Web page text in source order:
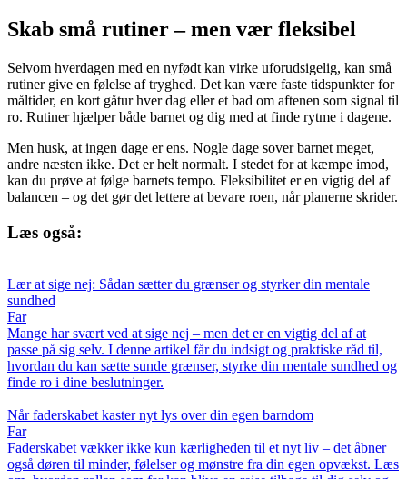
Skab små rutiner – men vær fleksibel
Selvom hverdagen med en nyfødt kan virke uforudsigelig, kan små
rutiner give en følelse af tryghed. Det kan være faste tidspunkter for
måltider, en kort gåtur hver dag eller et bad om aftenen som signal til
ro. Rutiner hjælper både barnet og dig med at finde rytme i dagene.
Men husk, at ingen dage er ens. Nogle dage sover barnet meget,
andre næsten ikke. Det er helt normalt. I stedet for at kæmpe imod,
kan du prøve at følge barnets tempo. Fleksibilitet er en vigtig del af
balancen – og det gør det lettere at bevare roen, når planerne skrider.
Læs også:
Lær at sige nej: Sådan sætter du grænser og styrker din mentale
sundhed
Far
Mange har svært ved at sige nej – men det er en vigtig del af at
passe på sig selv. I denne artikel får du indsigt og praktiske råd til,
hvordan du kan sætte sunde grænser, styrke din mentale sundhed og
finde ro i dine beslutninger.
Når faderskabet kaster nyt lys over din egen barndom
Far
Faderskabet vækker ikke kun kærligheden til et nyt liv – det åbner
også døren til minder, følelser og mønstre fra din egen opvækst. Læs